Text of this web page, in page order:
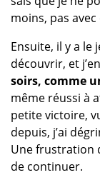
moins, pas avec
Ensuite, il y a le
découvrir, et
soirs, comme
même réussi à
petite victoire,
depuis, j’ai
Une frustration
de continuer.